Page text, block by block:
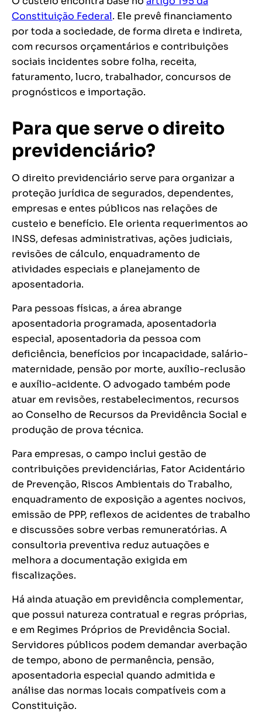
Constituição Federal. Ele prevê financiamento
por toda a sociedade, de forma direta e indireta,
com recursos orçamentários e contribuições
sociais incidentes sobre folha, receita,
faturamento, lucro, trabalhador, concursos de
prognósticos e importação.
Para que serve o direito
previdenciário?
O direito previdenciário serve para organizar a
proteção jurídica de segurados, dependentes,
empresas e entes públicos nas relações de
custeio e benefício. Ele orienta requerimentos ao
INSS, defesas administrativas, ações judiciais,
revisões de cálculo, enquadramento de
atividades especiais e planejamento de
aposentadoria.
Para pessoas físicas, a área abrange
aposentadoria programada, aposentadoria
especial, aposentadoria da pessoa com
deficiência, benefícios por incapacidade, salário-
maternidade, pensão por morte, auxílio-reclusão
e auxílio-acidente. O advogado também pode
atuar em revisões, restabelecimentos, recursos
ao Conselho de Recursos da Previdência Social e
produção de prova técnica.
Para empresas, o campo inclui gestão de
contribuições previdenciárias, Fator Acidentário
de Prevenção, Riscos Ambientais do Trabalho,
enquadramento de exposição a agentes nocivos,
emissão de PPP, reflexos de acidentes de trabalho
e discussões sobre verbas remuneratórias. A
consultoria preventiva reduz autuações e
melhora a documentação exigida em
fiscalizações.
Há ainda atuação em previdência complementar,
que possui natureza contratual e regras próprias,
e em Regimes Próprios de Previdência Social.
Servidores públicos podem demandar averbação
de tempo, abono de permanência, pensão,
aposentadoria especial quando admitida e
análise das normas locais compatíveis com a
Constituição.